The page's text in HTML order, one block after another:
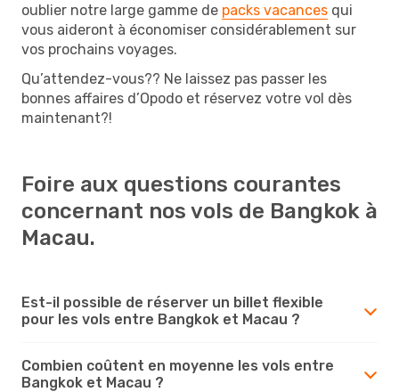
oublier notre large gamme de packs vacances qui
vous aideront à économiser considérablement sur
vos prochains voyages.
Qu’attendez-vous?? Ne laissez pas passer les
bonnes affaires d’Opodo et réservez votre vol dès
maintenant?!
Foire aux questions courantes
concernant nos vols de Bangkok à
Macau.
Est-il possible de réserver un billet flexible
pour les vols entre Bangkok et Macau ?
Combien coûtent en moyenne les vols entre
Bangkok et Macau ?